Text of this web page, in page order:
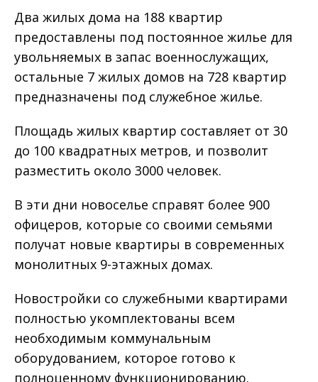
Два жилых дома на 188 квартир
предоставлены под постоянное жилье для
увольняемых в запас военнослужащих,
остальные 7 жилых домов на 728 квартир
предназначены под служебное жилье.
Площадь жилых квартир составляет от 30
до 100 квадратных метров, и позволит
разместить около 3000 человек.
В эти дни новоселье справят более 900
офицеров, которые со своими семьями
получат новые квартиры в современных
монолитных 9-этажных домах.
Новостройки со служебными квартирами
полностью укомплектованы всем
необходимым коммунальным
оборудованием, которое готово к
полноценному функционированию.